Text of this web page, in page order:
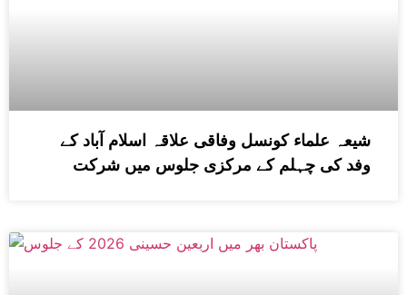
شیعہ علماء کونسل وفاقی علاقہ اسلام آباد کے
وفد کی چہلم کے مرکزی جلوس میں شرکت